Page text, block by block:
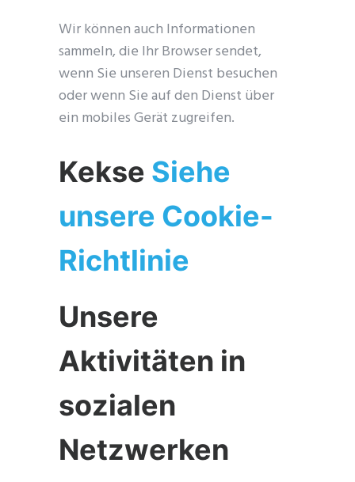
Wir können auch Informationen
sammeln, die Ihr Browser sendet,
wenn Sie unseren Dienst besuchen
oder wenn Sie auf den Dienst über
ein mobiles Gerät zugreifen.
Kekse Siehe
unsere Cookie-
Richtlinie
Unsere
Aktivitäten in
sozialen
Netzwerken